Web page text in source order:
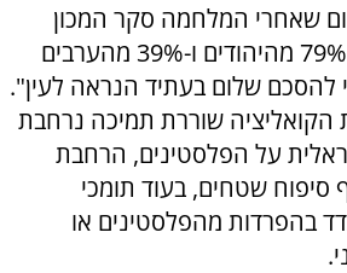
שאחרי המלחמה סקר המכון
חושף פסימיות רבה. 79% מהיהודים ו-39% מהערבים
להסכם שלום בעתיד הנראה לעין".
הקואליציה שוררת תמיכה נרחבת
על הפלסטינים, הרחבת
סיפוח שטחים, בעוד תומכי
בהפרדות מהפלסטינים או
.